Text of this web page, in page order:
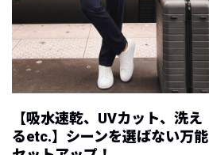
【吸水速乾、UVカット、洗え
るetc.】シーンを選ばない万能